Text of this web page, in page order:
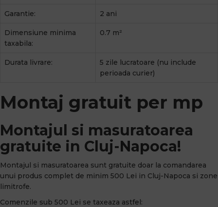
Garantie: 2 ani
Dimensiune minima
taxabila:
0.7 m²
Durata livrare:
5 zile lucratoare (nu include
perioada curier)
Montaj gratuit per mp
Montajul si masuratoarea
gratuite in Cluj-Napoca!
Montajul si masuratoarea sunt gratuite doar la comandarea
unui produs complet de minim 500 Lei in Cluj-Napoca si zone
limitrofe.
Comenzile sub 500 Lei se taxeaza astfel: